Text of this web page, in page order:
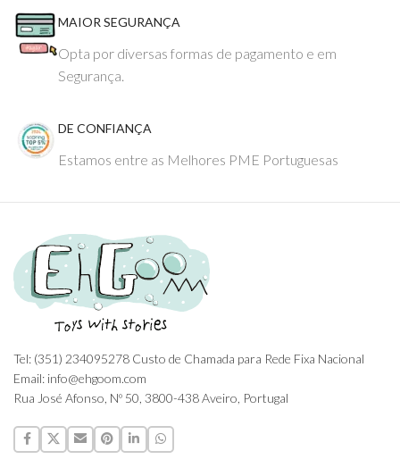
MAIOR SEGURANÇA
Opta por diversas formas de pagamento e em
Segurança.
DE CONFIANÇA
Estamos entre as Melhores PME Portuguesas
Tel: (351) 234095278 Custo de Chamada para Rede Fixa Nacional
Email: info@ehgoom.com
Rua José Afonso, Nº 50, 3800-438 Aveiro, Portugal